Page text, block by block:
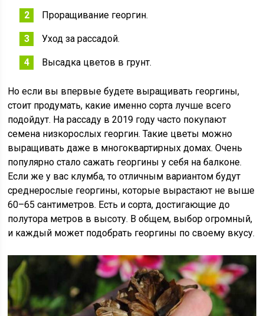
Проращивание георгин.
Уход за рассадой.
Высадка цветов в грунт.
Но если вы впервые будете выращивать георгины,
стоит продумать, какие именно сорта лучше всего
подойдут. На рассаду в 2019 году часто покупают
семена низкорослых георгин. Такие цветы можно
выращивать даже в многоквартирных домах. Очень
популярно стало сажать георгины у себя на балконе.
Если же у вас клумба, то отличным вариантом будут
среднерослые георгины, которые вырастают не выше
60–65 сантиметров. Есть и сорта, достигающие до
полутора метров в высоту. В общем, выбор огромный,
и каждый может подобрать георгины по своему вкусу.